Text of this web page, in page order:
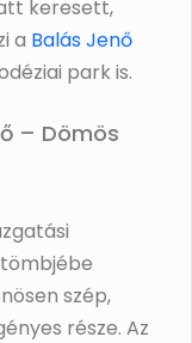
keresett,
a Balás Jenő
park is.
– Dömös
tömbjébe
szép,
része. Az